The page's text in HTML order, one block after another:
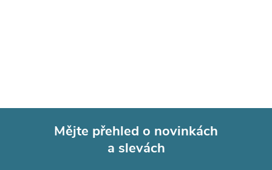
Mějte přehled o novinkách
a slevách